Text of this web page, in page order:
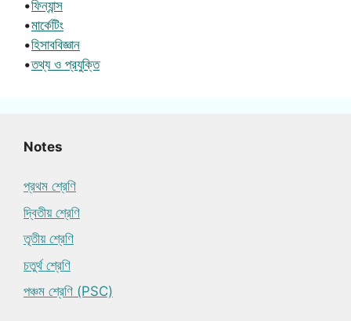
•ফিন্যান্স
•মার্কেটিং
•হিসাববিজ্ঞান
•তথ্য ও প্রযুক্তি
Notes
প্রথম শ্রেণি
দ্বিতীয় শ্রেণি
তৃতীয় শ্রেণি
চতুর্থ শ্রেণি
পঞ্চম শ্রেণি (PSC)